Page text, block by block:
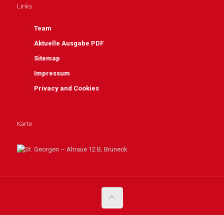
Links
Team
Aktuelle Ausgabe PDF
Sitemap
Impressum
Privacy and Cookies
Karte